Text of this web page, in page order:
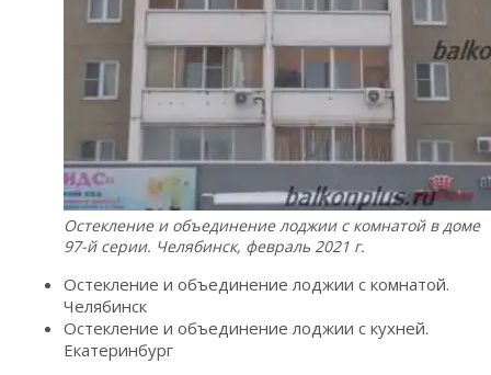
Остекление и объединение лоджии с комнатой в доме
97-й серии. Челябинск, февраль 2021 г.
Остекление и объединение лоджии с комнатой.
Челябинск
Остекление и объединение лоджии с кухней.
Екатеринбург